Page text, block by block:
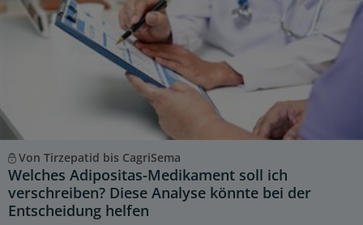
Von Tirzepatid bis CagriSema
Welches Adipositas-Medikament soll ich
verschreiben? Diese Analyse könnte bei der
Entscheidung helfen